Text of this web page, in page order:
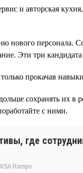
и авторская
нового персонала.
Эти три
прокачав
сохранять их
с ними.
где
Ramps